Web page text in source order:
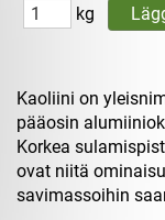
kg
Kaoliini on
pääosin
Korkea
ovat niitä
savimassoihin